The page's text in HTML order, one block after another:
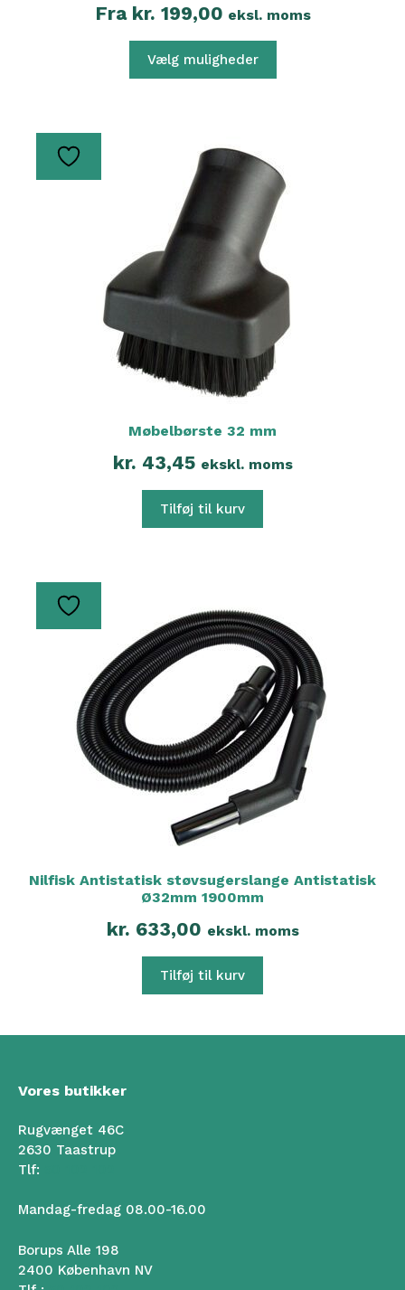
Fra kr. 199,00 eksl. moms
Vælg muligheder
Møbelbørste 32 mm
kr. 43,45 ekskl. moms
Tilføj til kurv
Nilfisk Antistatisk støvsugerslange Antistatisk
Ø32mm 1900mm
kr. 633,00 ekskl. moms
Tilføj til kurv
Vores butikker
Rugvænget 46C
2630 Taastrup
Tlf:
Mandag-fredag 08.00-16.00
Borups Alle 198
2400 København NV